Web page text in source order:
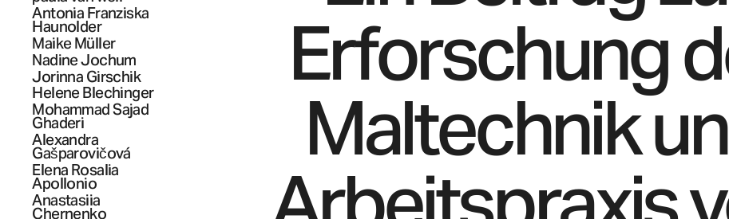
Antonia Franziska
Haunolder
MaikeMüller
NadineJochum
Jorinna Girschik
HeleneBlechinger
Mohammad Sajad
Ghaderi
Alexandra
Gašparovičová
Elena Rosalia
Apollonio
Anastasiia
Chernenko
Erforschung
Maltechnik